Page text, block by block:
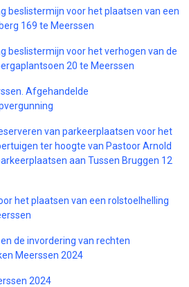
beslistermijn voor het plaatsen van een
169 te Meerssen
beslistermijn voor het verhogen van de
20 te Meerssen
Afgehandelde
van parkeerplaatsen voor het
ter hoogte van Pastoor Arnold
aan Tussen Bruggen 12
het plaatsen van een rolstoelhelling
de invordering van rechten
Meerssen 2024
2024